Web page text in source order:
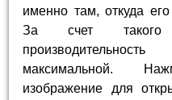
именно там, откуда
За счет такого
максимальной.
изображение для